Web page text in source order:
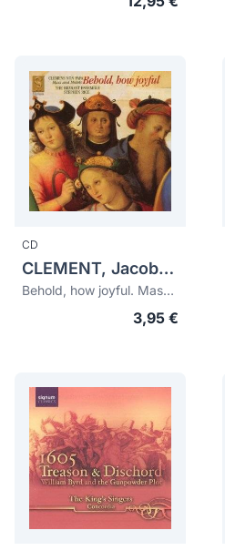
CD
CLEMENT, Jacobus (Clemens non Papa) (1510/1515-1556)
Behold, how joyful. Mass and Motets
3,95 €